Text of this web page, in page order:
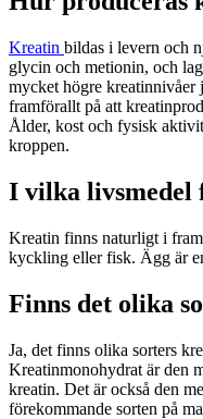
Kreatin bildas i levern och
glycin och metionin, och
mycket högre
framförallt på att
Ålder, kost och fysisk
kroppen.
I vilka livsmedel
Kreatin finns naturligt i
kyckling eller fisk. Ägg är
Finns det olika
Ja, det finns olika sorters
Kreatinmonohydrat är den
kreatin. Det är också den
förekommande sorten på